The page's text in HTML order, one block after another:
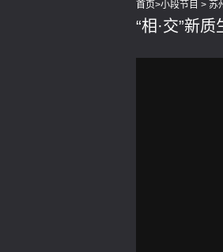
首页>小段节目 > 苏
“相·交”新